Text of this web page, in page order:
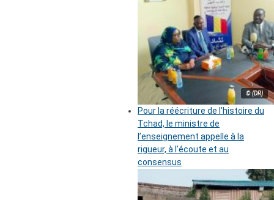
© (DR)
Pour la réécriture de l’histoire du
Tchad, le ministre de
l’enseignement appelle à la
rigueur, à l’écoute et au
consensus